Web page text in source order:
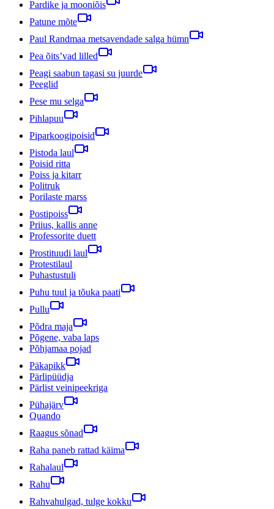
Pardike ja mooniõis
Patune mõte
Paul Randmaa metsavendade salga hümn
Pea õits’vad lilled
Peagi saabun tagasi su juurde
Peeglid
Pese mu selga
Pihlapuu
Piparkoogipoisid
Pistoda laul
Poisid ritta
Poiss ja kitarr
Politruk
Porilaste marss
Postipoiss
Priius, kallis anne
Professorite duett
Prostituudi laul
Protestilaul
Puhastustuli
Puhu tuul ja tõuka paati
Pullu
Põdra maja
Põgene, vaba laps
Põhjamaa pojad
Päkapikk
Pärlipüüdja
Pärlist veinipeekriga
Pühajärv
Quando
Raagus sõnad
Raha paneb rattad käima
Rahalaul
Rahu
Rahvahulgad, tulge kokku